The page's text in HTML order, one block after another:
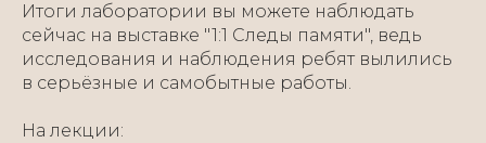
Итоги лаборатории вы можете наблюдать
сейчас на выставке "1:1 Следы памяти", ведь
исследования и наблюдения ребят вылились
в серьёзные и самобытные работы.
На лекции: